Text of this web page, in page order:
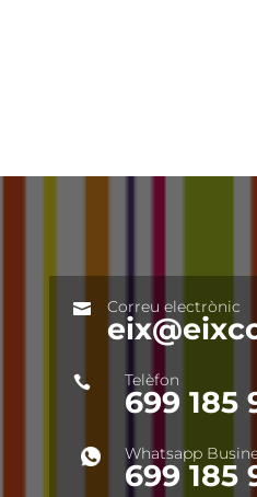
 Correu electrònic
 Telèfon
699 185
Whatsapp
699 185